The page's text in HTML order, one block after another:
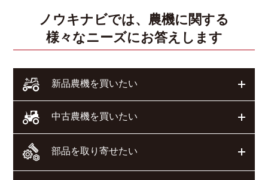
ノウキナビでは、農機に関する
様々なニーズにお答えします
新品農機を買いたい
中古農機を買いたい
部品を取り寄せたい